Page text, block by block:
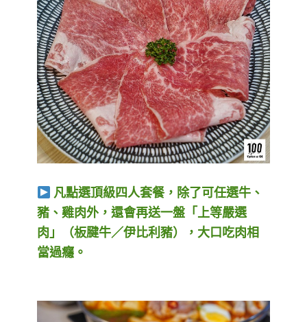
凡點選頂級四人套餐，除了可任選牛、
豬、雞肉外，還會再送一盤「上等嚴選
肉」（板腱牛／伊比利豬），大口吃肉相
當過癮。